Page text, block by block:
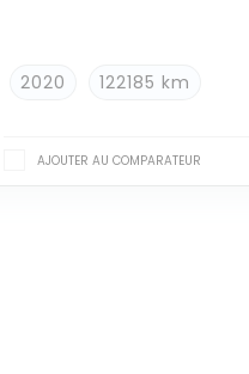
2020 122185 km
AJOUTER AU COMPARATEUR